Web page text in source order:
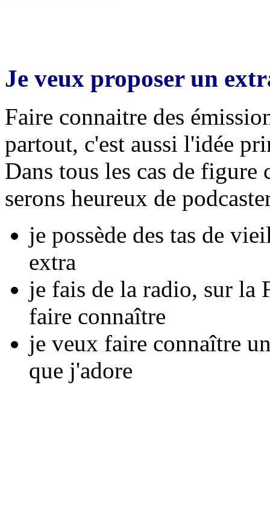
Je veux proposer un
Faire connaitre des
partout, c'est aussi l'idée
Dans tous les cas de figure
serons heureux de
je possède des tas de
extra
je fais de la radio, sur la
faire connaître
je veux faire connaître
que j'adore